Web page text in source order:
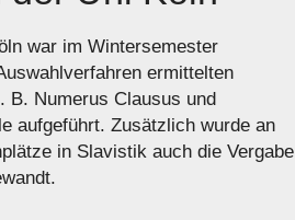
war im Wintersemester
ermittelten
B. Numerus Clausus und
aufgeführt. Zusätzlich wurde an
in Slavistik auch die Vergabe